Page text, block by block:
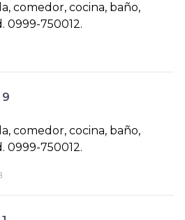
comedor, cocina, baño,
0999-750012.
9
comedor, cocina, baño,
0999-750012.